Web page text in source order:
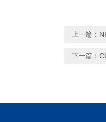
上一篇：
下一篇：